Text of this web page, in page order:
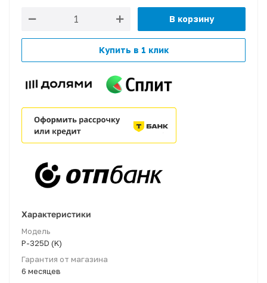
В корзину
Купить в 1 клик
Характеристики
Модель
P-325D (K)
Гарантия от магазина
6 месяцев